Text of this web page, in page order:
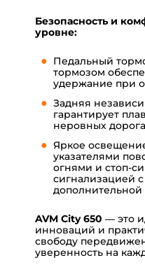
Безопасность и
уровне:
Педальный
тормозом
удержание при
Задняя
гарантирует
неровных
Яркое
указателями
огнями и стоп-
сигнализацией
AVM City 650 — это
инноваций и
свободу
уверенность на